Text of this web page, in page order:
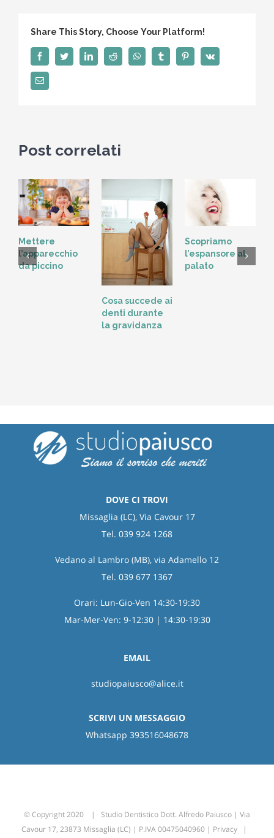
Share This Story, Choose Your Platform!
FacebookTwitterLinkedInRedditWhatsAppTumblr PinterestVk
Email
Post correlati
Mettere
l’apparecchio
da piccino
Cosa succede ai
denti durante
la gravidanza
Scopriamo
l’espansore al
palato
DOVE CI TROVI
Missaglia (LC), Via Cavour 17
Tel. 039 924 1268
Vedano al Lambro (MB), via Adamello 12
Tel. 039 677 1367
Orari: Lun-Gio-Ven 14:30-19:30
Mar-Mer-Ven: 9-12:30 | 14:30-19:30
EMAIL
studiopaiusco@alice.it
SCRIVI UN MESSAGGIO
Whatsapp 393516048678
© Copyright 2020 | Studio Dentistico Dott. Alfredo Paiusco | Via
Cavour 17, 23873 Missaglia (LC) | P.IVA 00475040960 | Privacy |